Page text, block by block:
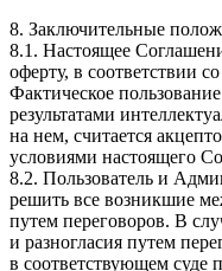
8. Заключительные
8.1. Настоящее
оферту, в соответствии
Фактическое
результатами
на нем, считается
условиями настоящего
8.2. Пользователь и
решить все возникшие
путем переговоров. В
и разногласия путем
в соответствующем суде